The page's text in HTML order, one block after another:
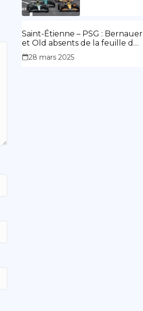
Saint-Étienne – PSG : Bernauer
et Old absents de la feuille de
match.
28 mars 2025